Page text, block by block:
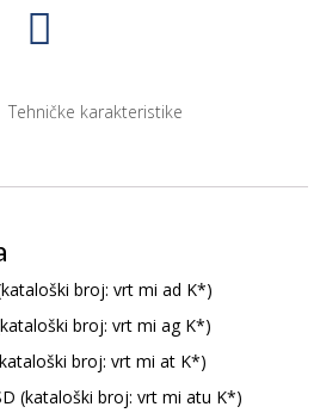
Tehničke karakteristike
broj: vrt mi ad K*)
broj: vrt mi ag K*)
broj: vrt mi at K*)
(kataloški broj: vrt mi atu K*)